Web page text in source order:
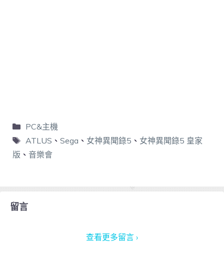
PC&主機
ATLUS 、 Sega 、 女神異聞錄5 、 女神異聞錄5 皇家
版 、 音樂會
留言
查看更多留言 ›